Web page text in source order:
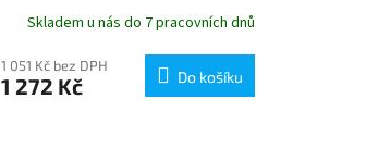
Skladem u nás do 7 pracovních dnů
1 051 Kč bez DPH
1 272 Kč Do košíku